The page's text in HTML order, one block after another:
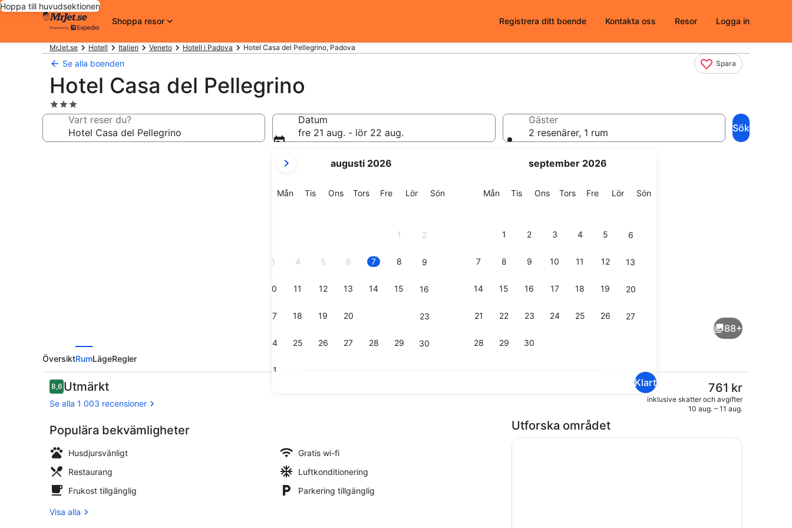
Hoppa till huvudsektionen
Shoppa resor
Registrera ditt boende Kontakta oss Resor Logga in
MrJet.se Hotell Italien Veneto Hotell i Padova Hotel Casa del Pellegrino, Padova
Se alla boenden Spara
Hotel Casa del Pellegrino
3.0-
stjärnigt
boende
Vart reser du?
Datum
fre 21 aug. - lör 22 aug.
nuvarande
är
augusti 2026
MånMåndag
TisTisdag
OnsOnsdag
TorsTorsdag
FreFredag
LörLördag
SönSöndag
1 2
3 4 5 6 7 8 9
10 11 12 13 14 15 16
17 18 19 20 23
24 25 26 27 28 29 30
31
september 2026
MånMåndag
TisTisdag
OnsOnsdag
TorsTorsdag
FreFredag
LörLördag
SönSöndag
1 2 3 4 5 6
7 8 9 10 11 12 13
14 15 16 17 18 19 20
21 22 23 24 25 26 27
28 29 30
Klart
Gäster
2 resenärer, 1 rum
Sök
Värdeförvaringsskåp på rummet, skrivbord och strykjärn/strykbräda
Bar (på boendet)
88+
ÖversiktRumLägeRegler
Recensioner
8,68,6 av 10,
Utmärkt
Se alla 1 003 recensioner
Populära bekvämligheter
Husdjursvänligt
Gratis wi-fi
Restaurang
Luftkonditionering
Frukost tillgänglig
Parkering tillgänglig
Visa alla
Det
nuvarande
priset
761 kr
inklusive skatter och avgifter
10 aug. – 11 aug.
Utforska området